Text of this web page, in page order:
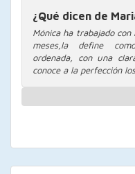
¿Qué dicen de
Mónica ha trabajado
meses,la define
ordenada, con una
conoce a la perfección